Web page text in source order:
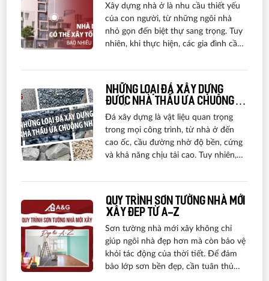
Xây dựng nhà ở là nhu cầu thiết yếu
của con người, từ những ngôi nhà
nhỏ gọn đến biệt thự sang trọng. Tuy
nhiên, khi thực hiện, các gia đình cần
chuẩn kiến trúc. Bài viết này sẽ khám
phá quy định về số tầng tối đa cho
nhà dân.
Những loại đá xây dựng
được nhà thầu ưa chuộng
nhất 2025
Đá xây dựng là vật liệu quan trọng
trong mọi công trình, từ nhà ở đến
cao ốc, cầu đường nhờ độ bền, cứng
và khả năng chịu tải cao. Tuy nhiên,
với đặc tính riêng, phù hợp từng hạng
mục thi công. Để giúp bạn lựa chọn
loại đá tốt nhất, A&G Việt Nam sẽ
cung cấp thông tin chi tiết về đặc
điểm, báo giá và kinh nghiệm chọn đá
trong bài viết dưới đây.
Quy trình sơn tường nhà mới
xây đẹp từ A-Z
Sơn tường nhà mới xây không chỉ
giúp ngôi nhà đẹp hơn mà còn bảo vệ
khỏi tác động của thời tiết. Để đảm
bảo lớp sơn bền đẹp, cần tuân thủ